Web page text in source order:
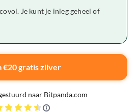
Je kunt je inleg geheel of
€20 gratis zilver
naar Bitpanda.com